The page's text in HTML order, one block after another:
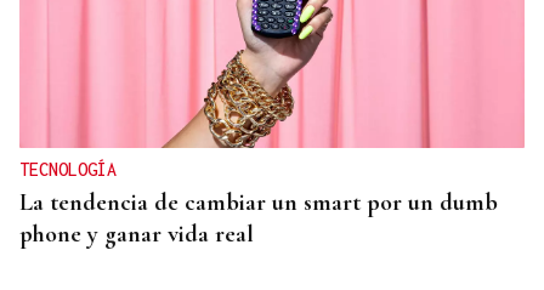
TECNOLOGÍA
La tendencia de cambiar un smart por un dumb
phone y ganar vida real